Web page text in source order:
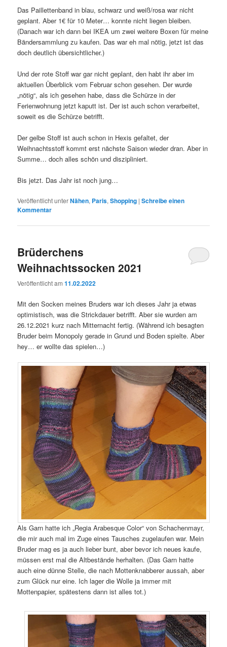
Das Paillettenband in blau, schwarz und weiß/rosa war nicht
geplant. Aber 1€ für 10 Meter… konnte nicht liegen bleiben.
(Danach war ich dann bei IKEA um zwei weitere Boxen für meine
Bändersammlung zu kaufen. Das war eh mal nötig, jetzt ist das
doch deutlich übersichtlicher.)
Und der rote Stoff war gar nicht geplant, den habt ihr aber im
aktuellen Überblick vom Februar schon gesehen. Der wurde
„nötig“, als ich gesehen habe, dass die Schürze in der
Ferienwohnung jetzt kaputt ist. Der ist auch schon verarbeitet,
soweit es die Schürze betrifft.
Der gelbe Stoff ist auch schon in Hexis gefaltet, der
Weihnachtsstoff kommt erst nächste Saison wieder dran. Aber in
Summe… doch alles schön und diszipliniert.
Bis jetzt. Das Jahr ist noch jung…
Veröffentlicht unterNähen, Paris,Shopping |Schreibe einen
Kommentar
Brüderchens
Weihnachtssocken 2021
Veröffentlicht am11.02.2022
Mit den Socken meines Bruders war ich dieses Jahr ja etwas
optimistisch, was die Strickdauer betrifft. Aber sie wurden am
26.12.2021 kurz nach Mitternacht fertig. (Während ich besagten
Bruder beim Monopoly gerade in Grund und Boden spielte. Aber
hey… er wollte das spielen…)
Als Garn hatte ich „Regia Arabesque Color“ von Schachenmayr,
die mir auch mal im Zuge eines Tausches zugelaufen war. Mein
Bruder mag es ja auch lieber bunt, aber bevor ich neues kaufe,
müssen erst mal die Altbestände herhalten. (Das Garn hatte
auch eine dünne Stelle, die nach Mottenknabberer aussah, aber
zum Glück nur eine. Ich lager die Wolle ja immer mit
Mottenpapier, spätestens dann ist alles tot.)